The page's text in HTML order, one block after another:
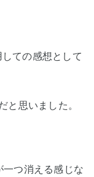
ての感想として
思いました。
つ消える感じな